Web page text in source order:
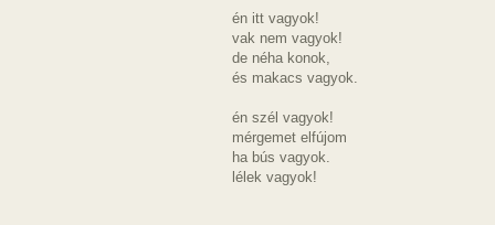
én itt vagyok!
vak nem vagyok!
de néha konok,
és makacs vagyok.
én szél vagyok!
mérgemet elfújom
ha bús vagyok.
lélek vagyok!